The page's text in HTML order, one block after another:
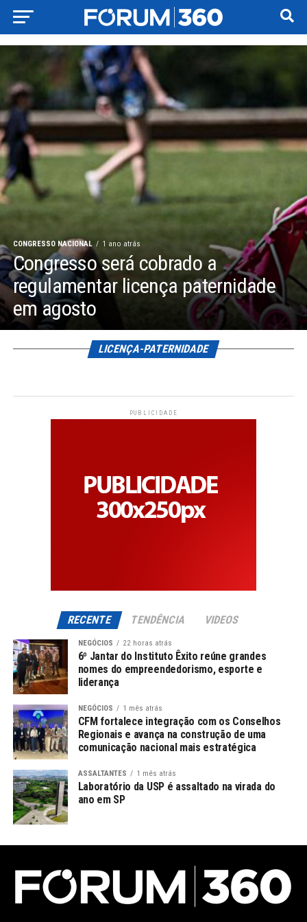
CONGRESSO NACIONAL 1 ano atrás
Congresso será cobrado a
regulamentar licença paternidade
em agosto
LICENÇA-PATERNIDADE
PUBLICIDADE
RECENTE TENDÊNCIA VIDEOS
NEGÓCIOS 22 horas atrás
6º Jantar do Instituto Êxito reúne grandes
nomes do empreendedorismo, esporte e
liderança
NEGÓCIOS 1 mês atrás
CFM fortalece integração com os Conselhos
Regionais e avança na construção de uma
comunicação nacional mais estratégica
ASSALTANTES 1 mês atrás
Laboratório da USP é assaltado na virada do
ano em SP